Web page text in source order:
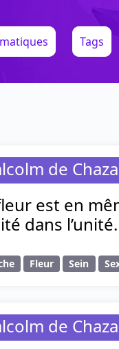
Tags
de
est en
dans l’unité.
Fleur Sein
de